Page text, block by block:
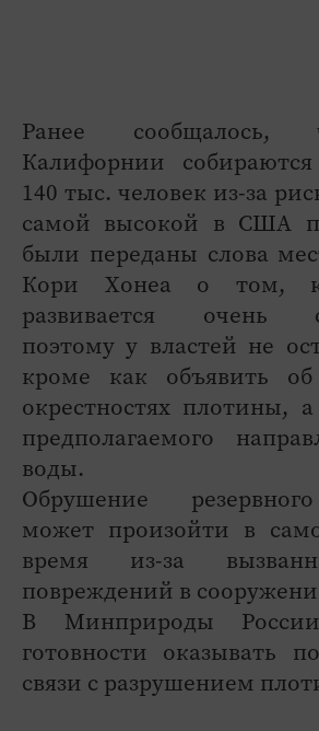
Ранее сообщалось,
Калифорнии собираются
140 тыс. человек из-за
самой высокой в США
были переданы слова
Кори Хонеа о том,
развивается очень
поэтому у властей не
кроме как объявить
окрестностях плотины,
предполагаемого
воды.
Обрушение
может произойти в
время из-за
повреждений в
В Минприроды
готовности оказывать
связи с разрушением